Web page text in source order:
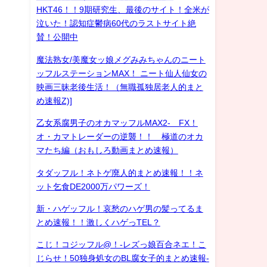
HKT46！！9期研究生、最後のサイト！全米が
泣いた！認知症鬱病60代のラストサイト絶
賛！公開中
魔法熟女/美魔女ッ娘メグみみちゃんのニート
ッフルステーションMAX！ ニート仙人仙女の
映画三昧老後生活！（無職孤独居老人的まと
め速報Z)]
乙女系腐男子のオカマッフルMAX2- FX！
オ・カマトレーダーの逆襲！！ 極道のオカ
マたち編（おもしろ動画まとめ速報）
タダッフル！ネトゲ廃人的まとめ速報！！ネ
ット乞食DE2000万パワーズ！
新・ハゲッフル！哀愁のハゲ男の髪ってるま
とめ速報！！激しくハゲっTEL？
こじ！コジッフル@！-レズっ娘百合ネエ！こ
じらせ！50独身処女のBL腐女子的まとめ速報-